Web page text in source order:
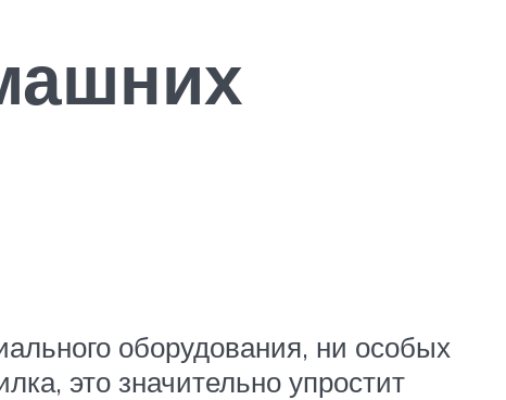
оборудования, ни особых
это значительно упростит